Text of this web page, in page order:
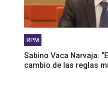
RPM
Sabino Vaca Narvaja:
cambio de las reglas